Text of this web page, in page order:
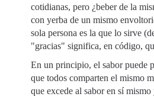
cotidianas, pero ¿beber de la
con yerba de un mismo
sola persona es la que lo sirve
"gracias" significa, en código,
En un principio, el sabor puede
que todos comparten el mismo
que excede al sabor en sí